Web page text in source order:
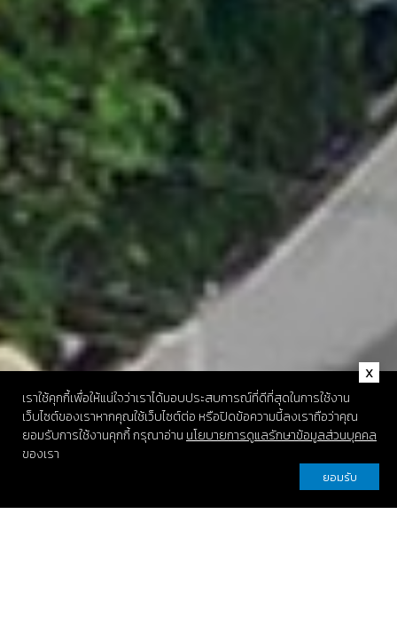
เราใช้คุกกี้เพื่อให้แน่ใจว่าเราได้มอบประสบการณ์ที่ดีที่สุดในการใช้งาน
เว็บไซต์ของเราหากคุณใช้เว็บไซต์ต่อ หรือปิดข้อความนี้ลงเราถือว่าคุณ
ยอมรับการใช้งานคุกกี้กรุณาอ่าน นโยบายการดูแลรักษาข้อมูลส่วนบุคคล
ของเรา
ยอมรับ